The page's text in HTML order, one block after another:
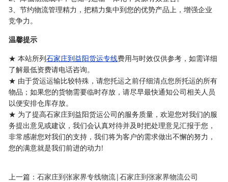
3、节约物流管理精力，把精力集中到您的优势产品上，增强企业
竞争力。
温馨提示
★ 本站所列石家庄到益阳货运专线费用与时效仅供参考，如需详细
了解最低资费请电话咨询。
★ 由于货运运输比较特殊，请您托运之前仔细清点您所托运的所有
物品；如果您的货物需要临时存放，请尽早最快通知公司相关人员
以便安排仓库存放。
★ 为了提高石家庄到益阳货运公司的服务质量，欢迎您对我们的服
务提出意见或建议，我们会认真对待并及时把处理意见汇报于您，
非常感谢您对我们的支持，我们将为客户的需求做出不懈的努力，
您的满意就是我们前进的动力!
上一篇：石家庄到张家界专线物流|石家庄到张家界物流公司